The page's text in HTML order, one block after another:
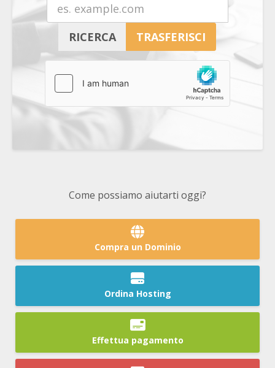
Come possiamo aiutarti oggi?
Compra un Dominio
Ordina Hosting
Effettua pagamento